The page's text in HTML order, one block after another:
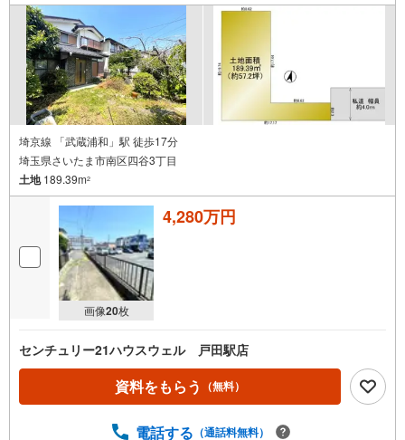
埼京線 「武蔵浦和」駅 徒歩17分
埼玉県さいたま市南区四谷3丁目
土地189.39m2
画像20枚
4,280万円
センチュリー21ハウスウェル 戸田駅店
資料をもらう （無料）
電話する （通話料無料）